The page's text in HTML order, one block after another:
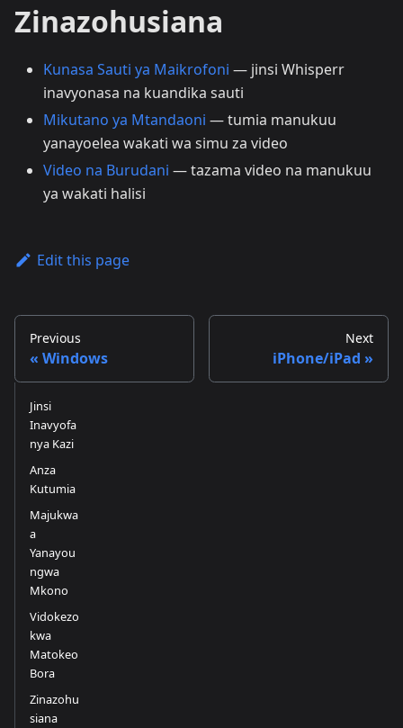
Zinazohusiana
Kunasa Sauti ya Maikrofoni — jinsi Whisperr
inavyonasa na kuandika sauti
Mikutano ya Mtandaoni — tumia manukuu
yanayoelea wakati wa simu za video
Video na Burudani — tazama video na manukuu
ya wakati halisi
Edit this page
Previous
Windows
Next
iPhone/iPad
Jinsi
Inavyofa
nya Kazi
Anza
Kutumia
Majukwa
a
Yanayou
ngwa
Mkono
Vidokezo
kwa
Matokeo
Bora
Zinazohu
siana